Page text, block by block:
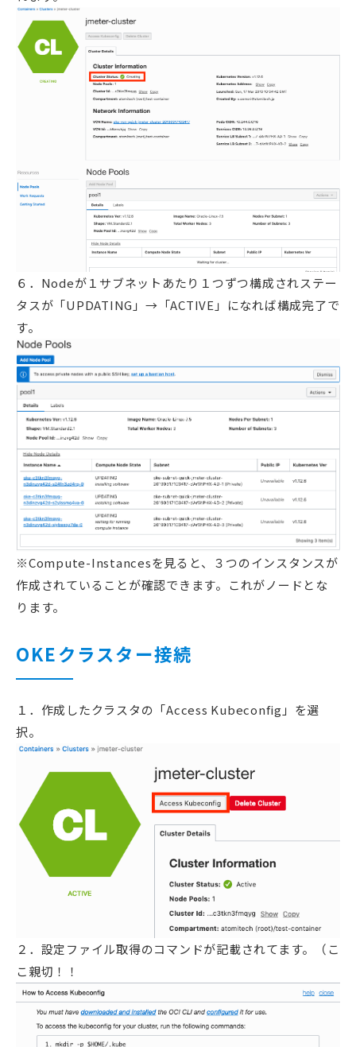
６．Nodeが１サブネットあたり１つずつ構成されステー
タスが「UPDATING」→「ACTIVE」になれば構成完了で
す。
※Compute-Instancesを見ると、３つのインスタンスが
作成されていることが確認できます。これがノードとな
ります。
OKEクラスター接続
１．作成したクラスタの「Access Kubeconfig」を選
択。
２．設定ファイル取得のコマンドが記載されてます。（こ
こ親切！！